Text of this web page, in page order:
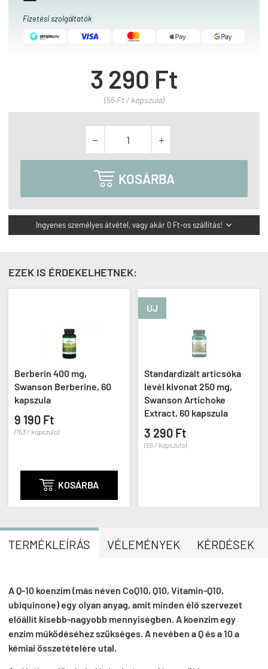
Fizetési szolgáltatók
3 290 Ft
(55 Ft / kapszula)
 
 KOSÁRBA
Ingyenes személyes átvétel, vagy akár 0 Ft-os szállítás! 
EZEK IS ÉRDEKELHETNEK:
Berberin 400 mg,
Swanson Berberine, 60
kapszula
9 190 Ft
(153 / kapszula)
 KOSÁRBA
ÚJ
Standardizált articsóka
levél kivonat 250 mg,
Swanson Artichoke
Extract, 60 kapszula
3 290 Ft
(55 / kapszula)
TERMÉKLEÍRÁS VÉLEMÉNYEK KÉRDÉSEK
A Q-10 koenzim (más néven CoQ10, Q10, Vitamin-Q10,
ubiquinone) egy olyan anyag, amit minden élő szervezet
előállít kisebb-nagyobb mennyiségben. A koenzim egy
enzim működéséhez szükséges. A nevében a Q és a 10 a
kémiai összetételére utal.